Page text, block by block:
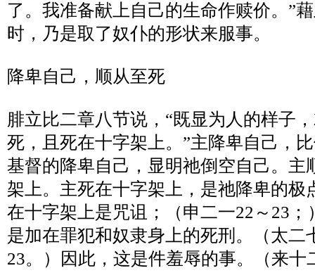
了。我准备献上自己的生命作赎价。 ”
时，乃是取了奴仆的形状来服事。
降卑自己，顺从至死
腓立比二章八节说， “既显为人的样子
死，且死在十字架上。 ”主降卑自己，
基督的降卑自己，显明祂倒空自己。主
架上。主死在十字架上，是祂降卑的极
在十字架上是咒诅；（申二一22 ～ 23
是加在罪犯和奴隶身上的死刑。（太二
23。）因此，这是件羞辱的事。（来十